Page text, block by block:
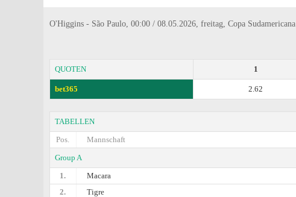
O'Higgins - São Paulo, 00:00 / 08.05.2026, freitag, Copa Sudamericana
QUOTEN 1
bet365 2.62
TABELLEN
Pos.
Mannschaft
Group A
1.
Macara
2.
Tigre